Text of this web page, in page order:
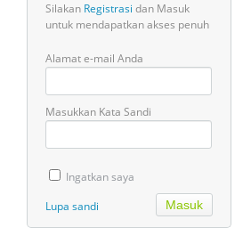
Silakan Registrasi dan Masuk
untuk mendapatkan akses penuh
Alamat e-mail Anda
Masukkan Kata Sandi
Ingatkan saya
Lupa sandi